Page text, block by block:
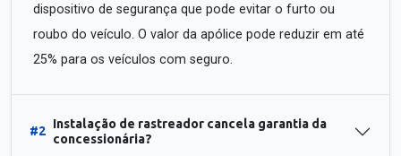
dispositivo de segurança que pode evitar o furto ou
roubo do veículo. O valor da apólice pode reduzir em até
25% para os veículos com seguro.
#2
Instalação de rastreador cancela garantia da
concessionária?